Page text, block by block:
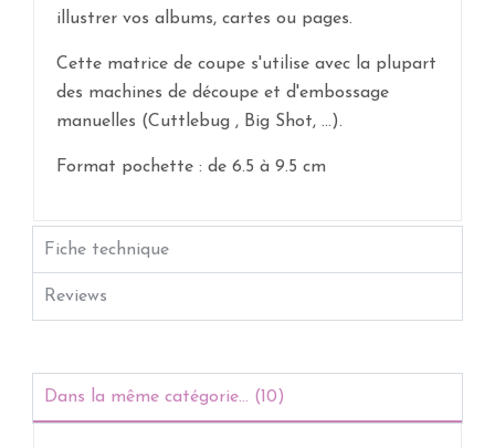
illustrer vos albums, cartes ou pages.
Cette matrice de coupe s'utilise avec la plupart
des machines de découpe et d'embossage
manuelles (Cuttlebug , Big Shot, ...).
Format pochette : de 6.5 à 9.5 cm
Fiche technique
Reviews
Dans la même catégorie... (10)